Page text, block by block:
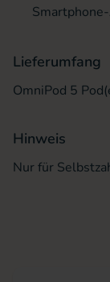
Lieferumfang
OmniPod 5
Hinweis
Nur für